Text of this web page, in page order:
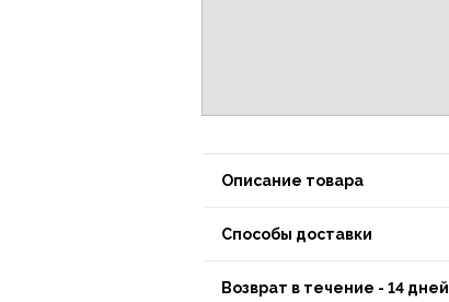
Описание товара
Способы доставки
Возврат в течение - 14 дней